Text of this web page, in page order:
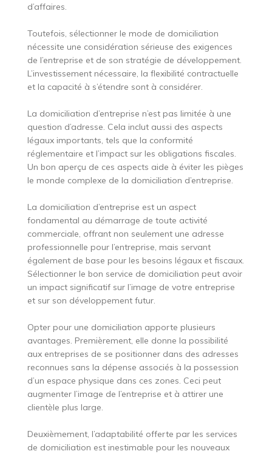
d’affaires.
Toutefois, sélectionner le mode de domiciliation
nécessite une considération sérieuse des exigences
de l’entreprise et de son stratégie de développement.
L’investissement nécessaire, la flexibilité contractuelle
et la capacité à s’étendre sont à considérer.
La domiciliation d’entreprise n’est pas limitée à une
question d’adresse. Cela inclut aussi des aspects
légaux importants, tels que la conformité
réglementaire et l’impact sur les obligations fiscales.
Un bon aperçu de ces aspects aide à éviter les pièges
le monde complexe de la domiciliation d’entreprise.
La domiciliation d’entreprise est un aspect
fondamental au démarrage de toute activité
commerciale, offrant non seulement une adresse
professionnelle pour l’entreprise, mais servant
également de base pour les besoins légaux et fiscaux.
Sélectionner le bon service de domiciliation peut avoir
un impact significatif sur l’image de votre entreprise
et sur son développement futur.
Opter pour une domiciliation apporte plusieurs
avantages. Premièrement, elle donne la possibilité
aux entreprises de se positionner dans des adresses
reconnues sans la dépense associés à la possession
d’un espace physique dans ces zones. Ceci peut
augmenter l’image de l’entreprise et à attirer une
clientèle plus large.
Deuxièmement, l’adaptabilité offerte par les services
de domiciliation est inestimable pour les nouveaux